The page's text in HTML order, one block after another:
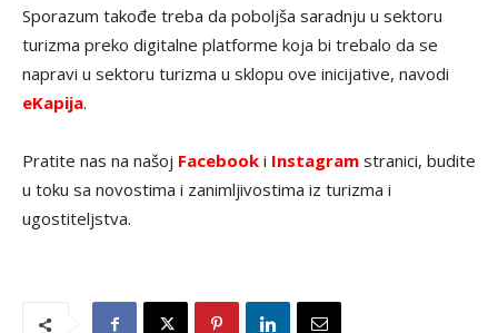
Sporazum takođe treba da poboljša saradnju u sektoru
turizma preko digitalne platforme koja bi trebalo da se
napravi u sektoru turizma u sklopu ove inicijative, navodi
eKapija.
Pratite nas na našoj Facebook i Instagram stranici, budite
u toku sa novostima i zanimljivostima iz turizma i
ugostiteljstva.